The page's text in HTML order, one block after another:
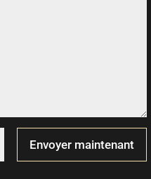
Envoyer maintenant